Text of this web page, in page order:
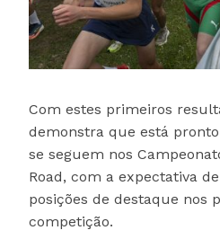
Com estes primeiros
demonstra que está
se seguem nos
Road, com a expectativa
posições de destaque nos
competição.